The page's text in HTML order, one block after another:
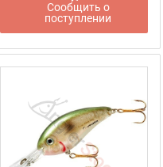
Сообщить о
поступлении